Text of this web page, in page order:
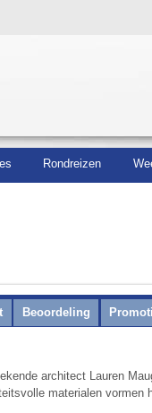
Rondreizen
Beoordeling
architect Lauren
materialen